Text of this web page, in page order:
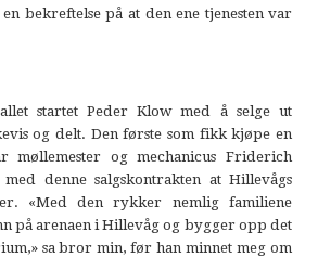
bekreftelse på at den ene tjenesten var
startet Peder Klow med å selge ut
og delt. Den første som fikk kjøpe en
møllemester og mechanicus Friderich
denne salgskontrakten at Hillevågs
«Med den rykker nemlig familiene
på arenaen i Hillevåg og bygger opp det
sa bror min, før han minnet meg om